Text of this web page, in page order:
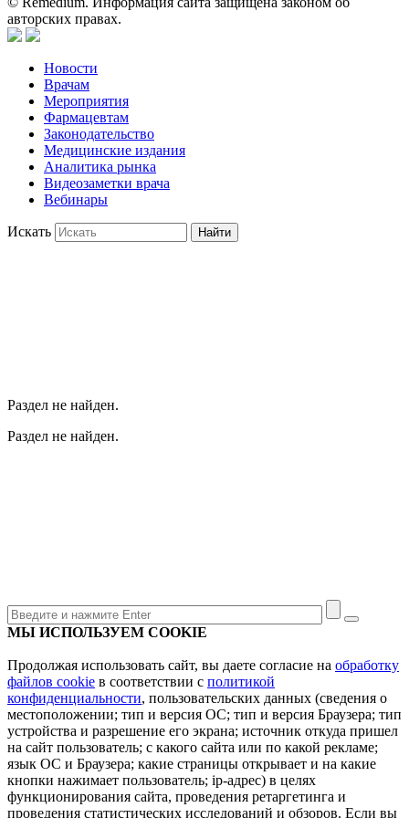
авторских правах.
Новости
Врачам
Мероприятия
Фармацевтам
Законодательство
Медицинские издания
Аналитика рынка
Видеозаметки врача
Вебинары
Искать Найти
Раздел не найден.
Раздел не найден.
МЫ ИСПОЛЬЗУЕМ COOKIE
Продолжая использовать сайт, вы даете согласие на обработку
файлов cookie в соответствии с политикой
конфиденциальности, пользовательских данных (сведения о
местоположении; тип и версия ОС; тип и версия Браузера; тип
устройства и разрешение его экрана; источник откуда пришел
на сайт пользователь; с какого сайта или по какой рекламе;
язык ОС и Браузера; какие страницы открывает и на какие
кнопки нажимает пользователь; ip-адрес) в целях
функционирования сайта, проведения ретаргетинга и
проведения статистических исследований и обзоров. Если вы